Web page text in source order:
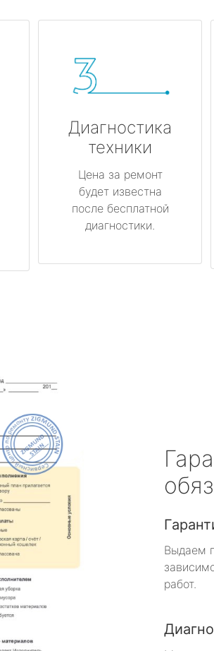
Диагностика
техники
Цена за ремонт
будет известна
после бесплатной
диагностики.
Выдаем
работ.